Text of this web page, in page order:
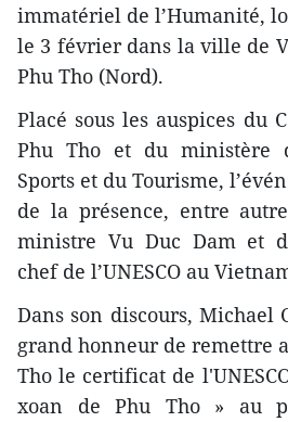
immatériel de l’Humanité,
le 3 février dans la ville de
Phu Tho (Nord).
Placé sous les auspices du
Phu Tho et du ​ministère
Sports et du Tourisme,
de la présence, entre
ministre Vu Duc Dam et
chef de l’UNESCO au
Dans son discours, Michael
grand honneur de remettre
Tho le certificat de
xoan de Phu Tho » au